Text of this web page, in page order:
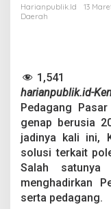
r
P
e
g
a
n
g
a
Harianpublik.id
13
Daerah
1,541
harianpublik.id-
Pedagang
genap berusia
jadinya kali ini,
solusi terkait
Salah satunya
menghadirkan
serta pedagang.